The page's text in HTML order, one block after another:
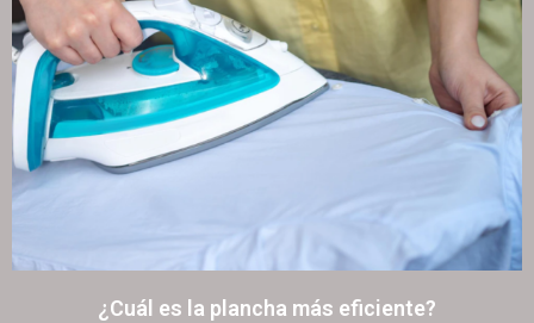
¿Cuál es la plancha más eficiente?